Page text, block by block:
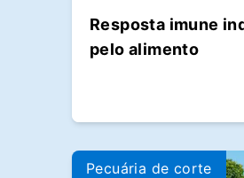
Resposta imune
pelo alimento
Pecuária de corte